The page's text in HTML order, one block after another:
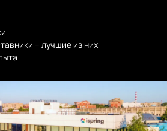
– лучшие из них